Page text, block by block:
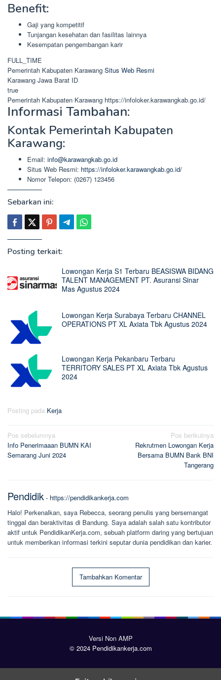
Benefit:
Gaji yang kompetitif
Tunjangan kesehatan dan fasilitas lainnya
Kesempatan pengembangan karir
FULL_TIME
Pemerintah Kabupaten Karawang Situs Web Resmi
Karawang Jawa Barat ID
true
Pemerintah Kabupaten Karawang https://infoloker.karawangkab.go.id/
Informasi Tambahan:
Kontak Pemerintah Kabupaten
Karawang:
Email: info@karawangkab.go.id
Situs Web Resmi: https://infoloker.karawangkab.go.id/
Nomor Telepon: (0267) 123456
Sebarkan ini:
Posting terkait:
Lowongan Kerja S1 Terbaru BEASISWA BIDANG
TALENT MANAGEMENT PT. Asuransi Sinar
Mas Agustus 2024
Lowongan Kerja Surabaya Terbaru CHANNEL
OPERATIONS PT XL Axiata Tbk Agustus 2024
Lowongan Kerja Pekanbaru Terbaru
TERRITORY SALES PT XL Axiata Tbk Agustus
2024
Posting pada Kerja
Navigasi
pos
Pos sebelumnya
Info Penerimaaan BUMN KAI
Semarang Juni 2024
Pos berikutnya
Rekrutmen Lowongan Kerja
Bersama BUMN Bank BNI
Tangerang
Pendidik - https://pendidikankerja.com
Halo! Perkenalkan, saya Rebecca, seorang penulis yang bersemangat
tinggal dan beraktivitas di Bandung. Saya adalah salah satu kontributor
aktif untuk PendidikanKerja.com, sebuah platform daring yang bertujuan
untuk memberikan informasi terkini seputar dunia pendidikan dan karier.
Tambahkan Komentar
Versi Non AMP
© 2024 Pendidikankerja.com